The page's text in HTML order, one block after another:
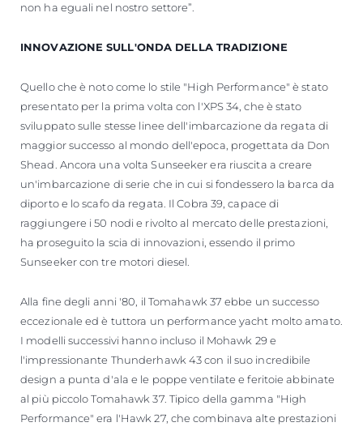
non ha eguali nel nostro settore”.
INNOVAZIONE SULL'ONDA DELLA TRADIZIONE
Quello che è noto come lo stile "High Performance" è stato
presentato per la prima volta con l'XPS 34, che è stato
sviluppato sulle stesse linee dell'imbarcazione da regata di
maggior successo al mondo dell'epoca, progettata da Don
Shead. Ancora una volta Sunseeker era riuscita a creare
un'imbarcazione di serie che in cui si fondessero la barca da
diporto e lo scafo da regata. Il Cobra 39, capace di
raggiungere i 50 nodi e rivolto al mercato delle prestazioni,
ha proseguito la scia di innovazioni, essendo il primo
Sunseeker con tre motori diesel.
Alla fine degli anni '80, il Tomahawk 37 ebbe un successo
eccezionale ed è tuttora un performance yacht molto amato.
I modelli successivi hanno incluso il Mohawk 29 e
l'impressionante Thunderhawk 43 con il suo incredibile
design a punta d'ala e le poppe ventilate e feritoie abbinate
al più piccolo Tomahawk 37. Tipico della gamma "High
Performance" era l'Hawk 27, che combinava alte prestazioni